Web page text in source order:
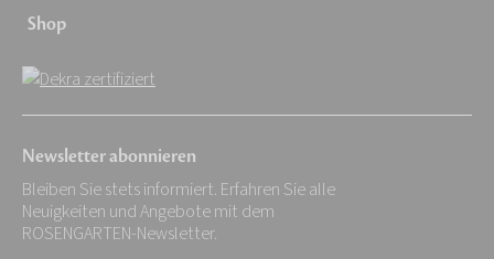
Shop
Newsletter abonnieren
Bleiben Sie stets informiert. Erfahren Sie alle
Neuigkeiten und Angebote mit dem
ROSENGARTEN-Newsletter.